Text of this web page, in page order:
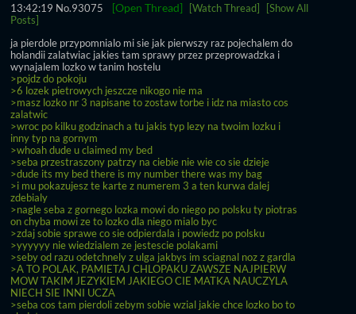
13:42:19 No.93075 [Open Thread] [Watch Thread]
[Show All
Posts]
ja pierdole przypomnialo mi sie jak pierwszy raz pojechalem do
holandii zalatwiac jakies tam sprawy przez przeprowadzka i
wynajalem lozko w tanim hostelu
>pojdz do pokoju
>6 lozek pietrowych jeszcze nikogo nie ma
>masz lozko nr 3 napisane to zostaw torbe i idz na miasto cos
zalatwic
>wroc po kilku godzinach a tu jakis typ lezy na twoim lozku i
inny typ na gornym
>whoah dude u claimed my bed
>seba przestraszony patrzy na ciebie nie wie co sie dzieje
>dude its my bed there is my number there was my bag
>i mu pokazujesz te karte z numerem 3 a ten kurwa dalej
zdebialy
>nagle seba z gornego lozka mowi do niego po polsku ty piotras
on chyba mowi ze to lozko dla niego mialo byc
>zdaj sobie sprawe co sie odpierdala i powiedz po polsku
>yyyyyy nie wiedzialem ze jestescie polakami
>seby od razu odetchnely z ulga jakbys im sciagnal noz z gardla
>A TO POLAK, PAMIETAJ CHLOPAKU ZAWSZE NAJPIERW
MOW TAKIM JEZYKIEM JAKIEGO CIE MATKA NAUCZYLA
NIECH SIE INNI UCZA
>seba cos tam pierdoli zebym sobie wzial jakie chce lozko bo to